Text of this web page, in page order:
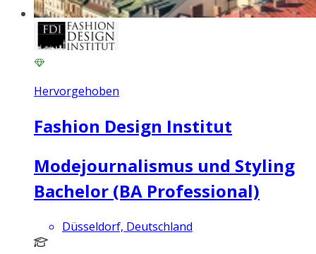
Hervorgehoben
Fashion Design Institut
Modejournalismus und Styling
Bachelor (BA Professional)
Düsseldorf, Deutschland